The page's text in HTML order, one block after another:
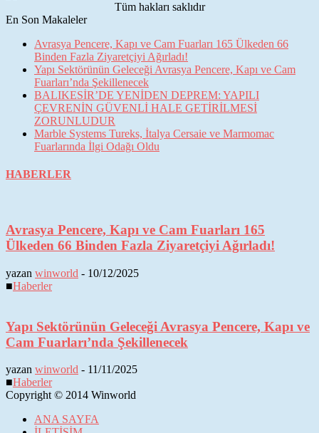
Tüm hakları saklıdır
En Son Makaleler
Avrasya Pencere, Kapı ve Cam Fuarları 165 Ülkeden 66
Binden Fazla Ziyaretçiyi Ağırladı!
Yapı Sektörünün Geleceği Avrasya Pencere, Kapı ve Cam
Fuarları’nda Şekillenecek
BALIKESİR’DE YENİDEN DEPREM: YAPILI
ÇEVRENİN GÜVENLİ HALE GETİRİLMESİ
ZORUNLUDUR
Marble Systems Tureks, İtalya Cersaie ve Marmomac
Fuarlarında İlgi Odağı Oldu
HABERLER
Avrasya Pencere, Kapı ve Cam Fuarları 165
Ülkeden 66 Binden Fazla Ziyaretçiyi Ağırladı!
yazan winworld - 10/12/2025
■Haberler
Yapı Sektörünün Geleceği Avrasya Pencere, Kapı ve
Cam Fuarları’nda Şekillenecek
yazan winworld - 11/11/2025
■Haberler
Copyright © 2014 Winworld
ANA SAYFA